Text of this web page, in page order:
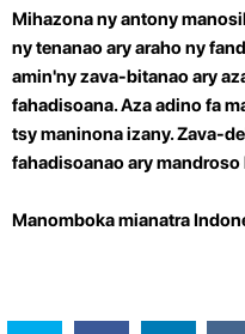
Mihazona ny antony
ny tenanao ary araho ny
amin'ny zava-bitanao ary
fahadisoana. Aza adino fa
tsy maninona izany. Zava-
fahadisoanao ary mandroso
Manomboka mianatra